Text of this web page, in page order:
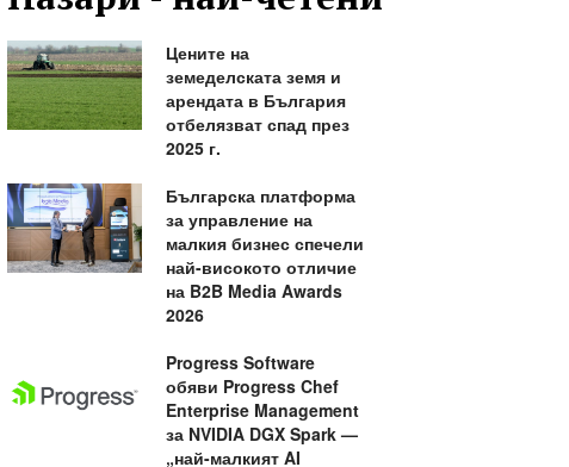
Цените на
земеделската земя и
арендата в България
отбелязват спад през
2025 г.
Българска платформа
за управление на
малкия бизнес спечели
най-високото отличие
на B2B Media Awards
2026
Progress Software
обяви Progress Chef
Enterprise Management
за NVIDIA DGX Spark —
„най-малкият AI